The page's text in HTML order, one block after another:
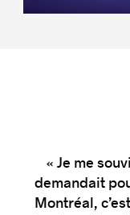
« Je me
demandait
Montréal,